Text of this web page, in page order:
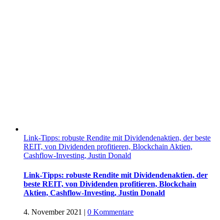
Link-Tipps: robuste Rendite mit Dividendenaktien, der beste
REIT, von Dividenden profitieren, Blockchain Aktien,
Cashflow-Investing, Justin Donald
Link-Tipps: robuste Rendite mit Dividendenaktien, der
beste REIT, von Dividenden profitieren, Blockchain
Aktien, Cashflow-Investing, Justin Donald
4. November 2021 | 0 Kommentare